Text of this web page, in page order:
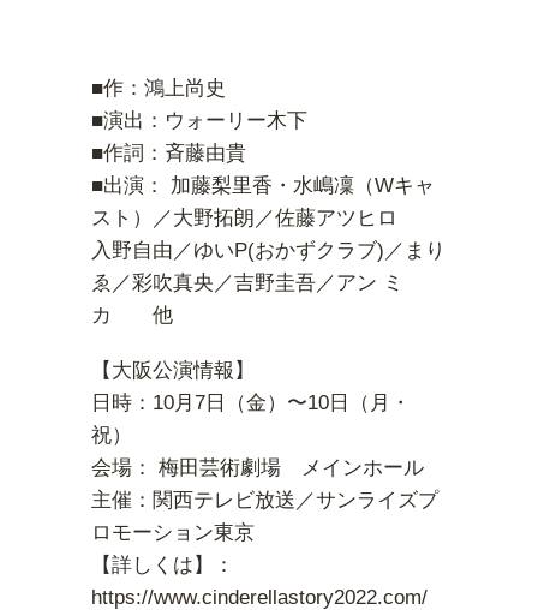
■作：鴻上尚史
■演出：ウォーリー木下
■作詞：斉藤由貴
■出演： 加藤梨里香・水嶋凜（Wキャ
スト）／大野拓朗／佐藤アツヒロ
入野自由／ゆいP(おかずクラブ)／まり
ゑ／彩吹真央／吉野圭吾／アン ミ
カ 他
【大阪公演情報】
日時：10月7日（金）〜10日（月・
祝）
会場： 梅田芸術劇場 メインホール
主催：関西テレビ放送／サンライズプ
ロモーション東京
【詳しくは】：
https://www.cinderellastory2022.com/